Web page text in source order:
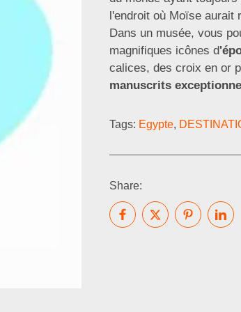
l'endroit où Moïse aurait
Dans un musée, vous
magnifiques icônes d
calices, des croix en or
manuscrits
Tags: Egypte,
Share: